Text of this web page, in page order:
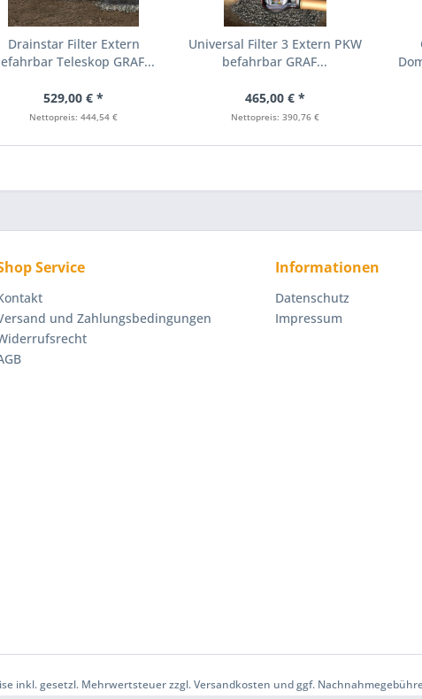
Drainstar Filter Extern
Teleskop GRAF...
529,00 € *
Nettopreis: 444,54 €
Universal Filter 3 Extern PKW
befahrbar GRAF...
465,00 € *
Nettopreis: 390,76 €
Service
und Zahlungsbedingungen
Informationen
Datenschutz
Impressum
inkl. gesetzl. Mehrwertsteuer zzgl. Versandkosten und ggf.